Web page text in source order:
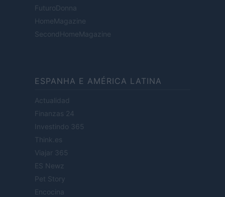
FuturoDonna
HomeMagazine
SecondHomeMagazine
ESPANHA E AMÉRICA LATINA
Actualidad
Finanzas 24
Investindo 365
Think.es
Viajar 365
ES Newz
Pet Story
Encocina